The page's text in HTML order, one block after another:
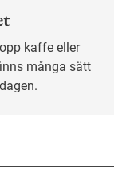
många sätt